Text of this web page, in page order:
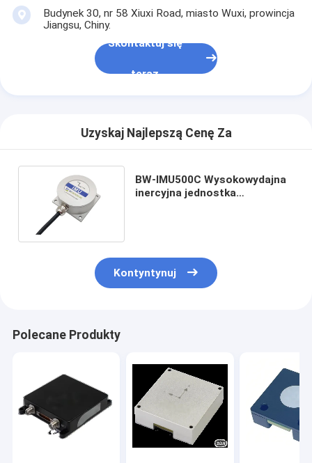
Budynek 30, nr 58 Xiuxi Road, miasto Wuxi, prowincja
Jiangsu, Chiny.
Skontaktuj się
teraz
Uzyskaj Najlepszą Cenę Za
BW-IMU500C Wysokowydajna
inercyjna jednostka
Kontyntynuj
Polecane Produkty